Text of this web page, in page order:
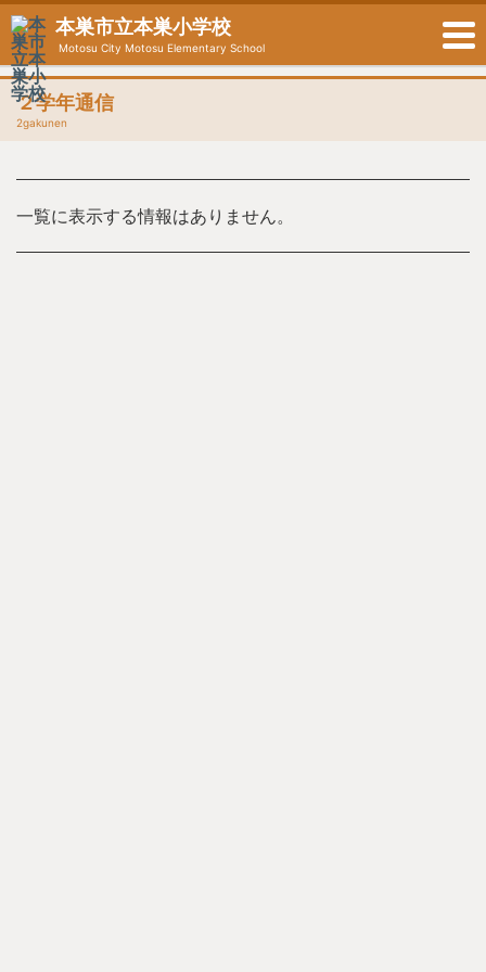
本巣市立本巣小学校
Motosu City Motosu Elementary School
２学年通信
2gakunen
一覧に表示する情報はありません。